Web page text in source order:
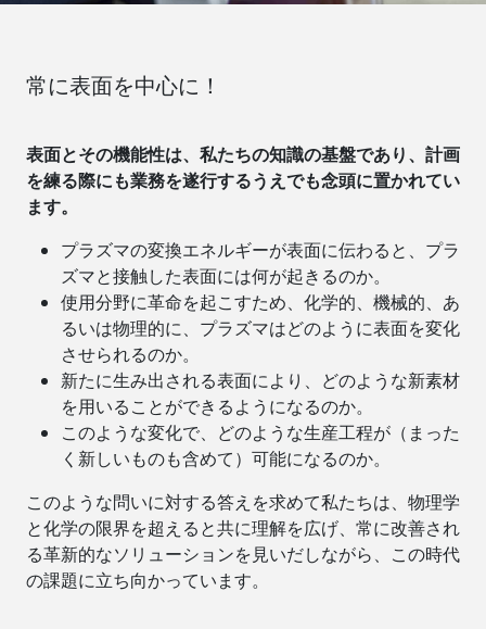
常に表面を中心に！
表面とその機能性は、私たちの知識の基盤であり、計画
を練る際にも業務を遂行するうえでも念頭に置かれてい
ます。
プラズマの変換エネルギーが表面に伝わると、プラ
ズマと接触した表面には何が起きるのか。
使用分野に革命を起こすため、化学的、機械的、あ
るいは物理的に、プラズマはどのように表面を変化
させられるのか。
新たに生み出される表面により、どのような新素材
を用いることができるようになるのか。
このような変化で、どのような生産工程が（まった
く新しいものも含めて）可能になるのか。
このような問いに対する答えを求めて私たちは、物理学
と化学の限界を超えると共に理解を広げ、常に改善され
る革新的なソリューションを見いだしながら、この時代
の課題に立ち向かっています。